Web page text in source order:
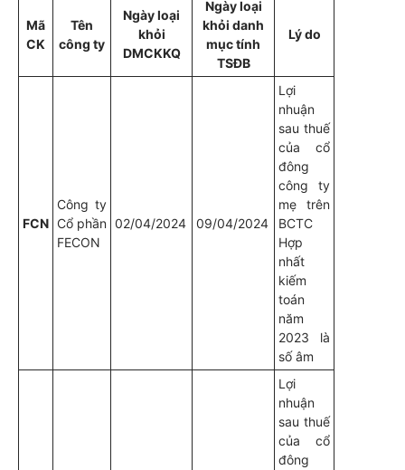
Mã
CK
Tên
công ty
Ngày loại
khỏi
DMCKKQ
Ngày loại
khỏi danh
mục tính
TSĐB
Lý do
FCN
Công ty
Cổ phần
FECON
02/04/2024 09/04/2024
Lợi
nhuận
sau thuế
của cổ
đông
công ty
mẹ trên
BCTC
Hợp
nhất
kiếm
toán
năm
2023 là
số âm
Lợi
nhuận
sau thuế
của cổ
đông